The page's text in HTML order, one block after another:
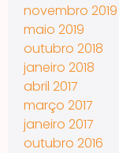
novembro 2019
maio 2019
outubro 2018
janeiro 2018
abril 2017
março 2017
janeiro 2017
outubro 2016